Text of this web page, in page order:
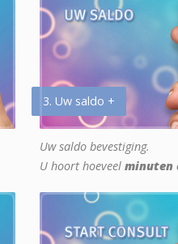
3. Uw saldo +
Uw saldo bevestiging.
U hoort hoeveel minuten